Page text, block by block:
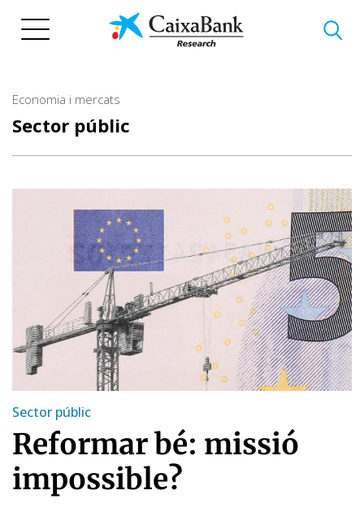
Economia i mercats
Sector públic
Sector públic
Reformar bé: missió
impossible?